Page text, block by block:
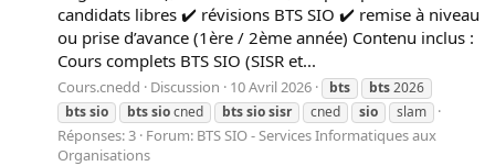
candidats libres ✔️ révisions BTS SIO ✔️ remise à niveau
ou prise d’avance (1ère / 2ème année) Contenu inclus :
Cours complets BTS SIO (SISR et...
Cours.cnedd Discussion 10 Avril 2026 bts bts2026
btssio btssiocned btssiosisr cned sio slam
Réponses: 3 Forum: BTS SIO - Services Informatiques aux
Organisations